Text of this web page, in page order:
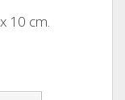
10 cm.